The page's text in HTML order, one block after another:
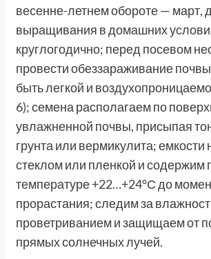
весенне-летнем обороте — март,
выращивания в домашних
круглогодично; перед посевом
провести обеззараживание
быть легкой и
6); семена располагаем по
увлажненной почвы, присыпая
грунта или вермикулита;
стеклом или пленкой и содержим
температуре +22…+24°С до
прорастания; следим за
проветриванием и защищаем от
прямых солнечных лучей.